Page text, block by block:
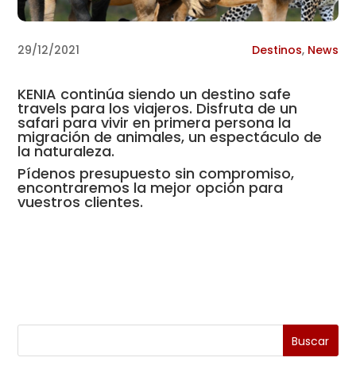
29/12/2021 Destinos, News
KENIA continúa siendo un destino safe
travels para los viajeros. Disfruta de un
safari para vivir en primera persona la
migración de animales, un espectáculo de
la naturaleza.
Pídenos presupuesto sin compromiso,
encontraremos la mejor opción para
vuestros clientes.